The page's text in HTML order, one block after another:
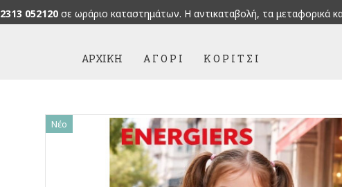
2313 052120 σε ωράριο καταστημάτων. H αντικαταβολή, τα μεταφορικά
ΑΡΧΙΚΉ Α Γ Ο Ρ Ι Κ Ο Ρ Ι Τ Σ Ι
Νέο